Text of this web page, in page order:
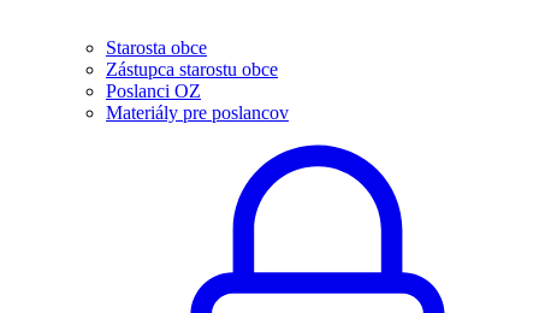
Starosta obce
Zástupca starostu obce
Poslanci OZ
Materiály pre poslancov